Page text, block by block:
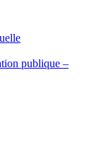
publique –